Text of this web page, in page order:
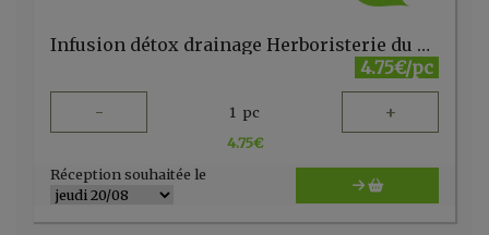
Infusion détox drainage Herboristerie du Velay 20 sachets
4.75€/pc
- 1 pc +
4.75€
Réception souhaitée le